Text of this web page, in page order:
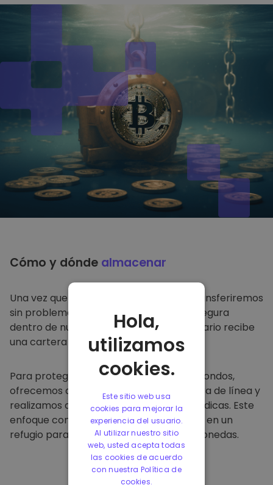
Cómo y dónde almacenar
Una vez que compre en
, lo transferiremos
sin problemas a su cartera dedicada y segura
dentro de nuestra plataforma. Cada usuario recibe
una cartera individual.
Para proteger a nuestros clientes y sus fondos,
ofrecemos almacenamiento seguro fuera de línea y
realizamos auditorías de seguridad periódicas. Este
enfoque convierte a nuestra plataforma en un
refugio para almacenar y otras criptomonedas.
Hola,
utilizamos
cookies.
Este sitio web usa
cookies para mejorar la
experiencia del usuario.
Al utilizar nuestro sitio
web, usted acepta todas
las cookies de acuerdo
con nuestra Política de
cookies.